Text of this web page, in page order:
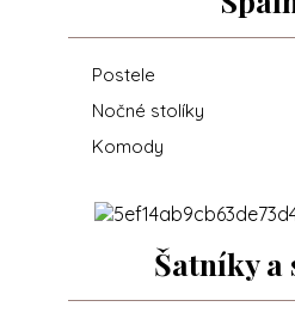
Postele
Nočné stolíky
Komody
Šatníky